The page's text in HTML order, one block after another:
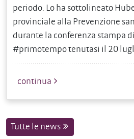
periodo. Lo ha sottolineato
provinciale alla Prevenzione
durante la conferenza stampa
#primotempo tenutasi il 20
continua
Tutte le news